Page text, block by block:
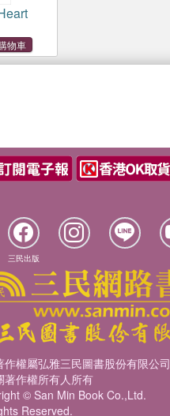
三民出版
作權屬弘雅三民圖書股份有限公司
著作權所有人所有
© San Min Book Co.,Ltd.
Reserved.